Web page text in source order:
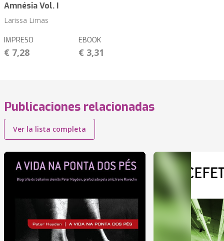
Amnésia Vol. I
Larissa Limas
IMPRESO
€ 7,28
EBOOK
€ 3,31
Publicaciones relacionadas
Ver la lista completa